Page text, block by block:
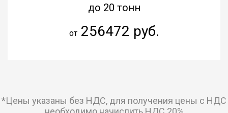
до 20 тонн
от256472 руб.
*Цены указаны без НДС, для получения цены с НДС